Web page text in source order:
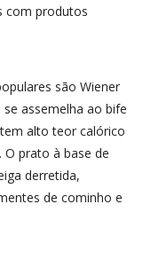
com produtos
são Wiener
assemelha ao bife
alto teor calórico
prato à base de
derretida,
de cominho e